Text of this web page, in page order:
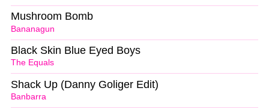
Bananagun
Mushroom Bomb
The Equals
Black Skin Blue Eyed Boys
Banbarra
Shack Up (Danny Goliger Edit)